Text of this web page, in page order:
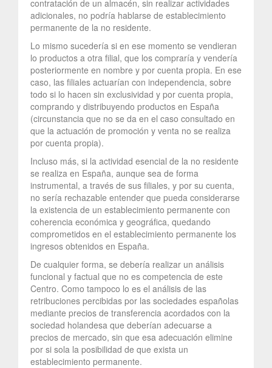
contratación de un almacén, sin realizar actividades
adicionales, no podría hablarse de establecimiento
permanente de la no residente.
Lo mismo sucedería si en ese momento se vendieran
lo productos a otra filial, que los compraría y vendería
posteriormente en nombre y por cuenta propia. En ese
caso, las filiales actuarían con independencia, sobre
todo si lo hacen sin exclusividad y por cuenta propia,
comprando y distribuyendo productos en España
(circunstancia que no se da en el caso consultado en
que la actuación de promoción y venta no se realiza
por cuenta propia).
Incluso más, si la actividad esencial de la no residente
se realiza en España, aunque sea de forma
instrumental, a través de sus filiales, y por su cuenta,
no sería rechazable entender que pueda considerarse
la existencia de un establecimiento permanente con
coherencia económica y geográfica, quedando
comprometidos en el establecimiento permanente los
ingresos obtenidos en España.
De cualquier forma, se debería realizar un análisis
funcional y factual que no es competencia de este
Centro. Como tampoco lo es el análisis de las
retribuciones percibidas por las sociedades españolas
mediante precios de transferencia acordados con la
sociedad holandesa que deberían adecuarse a
precios de mercado, sin que esa adecuación elimine
por si sola la posibilidad de que exista un
establecimiento permanente.